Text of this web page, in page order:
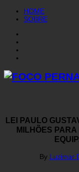
HOME
SOBRE
LEI PAULO
MILHÕES
By Luzimar